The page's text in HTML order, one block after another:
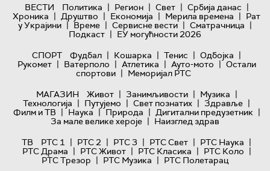
ВЕСТИ Политика | Регион | Свет | Србија данас |
Хроника | Друштво | Економија | Мерила времена | Рат
у Украјини | Време | Сервисне вести | Сматрачница |
Подкаст | ЕУ могућности 2026
СПОРТ
Фудбал | Кошарка | Тенис | Одбојка |
Рукомет | Ватерполо | Атлетика | Ауто-мото | Остали
спортови | Меморијал РТС
МАГАЗИН
Живот | Занимљивости | Музика |
Технологијa | Путујемо | Свет познатих | Здравље |
Филм и ТВ | Наука | Природа | Дигитални предузетник |
За мале велике хероје | Наизглед здрав
ТВ
РТС 1 | РТС 2 | РТС 3 | РТС Свет | РТС Наука |
РТС Драма | РТС Живот | РТС Класика | РТС Коло |
РТС Трезор | РТС Музика | РТС Полетарац